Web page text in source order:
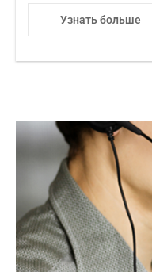
Узнать больше